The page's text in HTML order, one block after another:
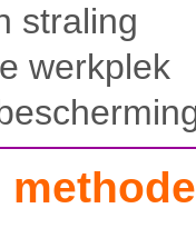
straling
werkplek